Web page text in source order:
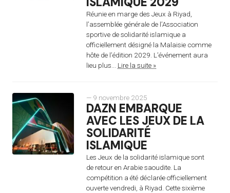
Réunie en marge des Jeux à Riyad,
l’assemblée générale de l’Association
sportive de solidarité islamique a
officiellement désigné la Malaisie comme
hôte de l’édition 2029. L’événement aura
lieu plus... Lire la suite »
— 9 novembre 2025
DAZN EMBARQUE
AVEC LES JEUX DE LA
SOLIDARITÉ
ISLAMIQUE
Les Jeux de la solidarité islamique sont
de retour en Arabie saoudite. La
compétition a été déclarée officiellement
ouverte vendredi, à Riyad. Cette sixième